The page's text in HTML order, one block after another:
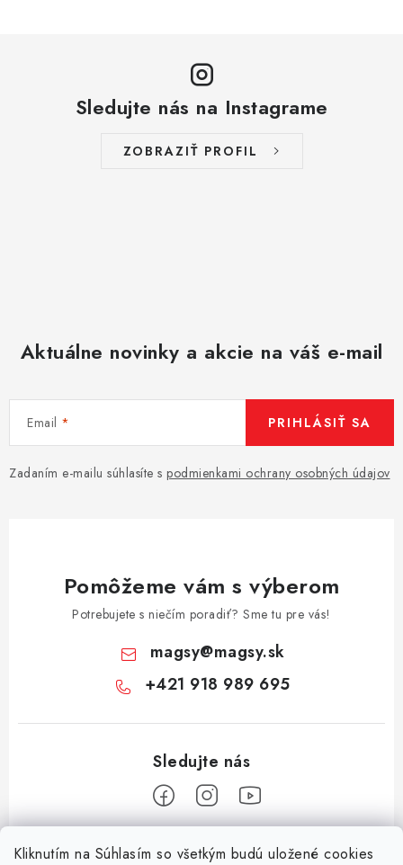
Kliknutím na Súhlasím so všetkým budú uložené cookies
Sledujte nás na Instagrame
ZOBRAZIŤ PROFIL
Aktuálne novinky a akcie na váš e-mail
Email
Zadaním e-mailu súhlasíte s podmienkami ochrany osobných údajov
PRIHLÁSIŤ SA
Pomôžeme vám s výberom
Potrebujete s niečím poradiť? Sme tu pre vás!
magsy@magsy.sk
+421 918 989 695